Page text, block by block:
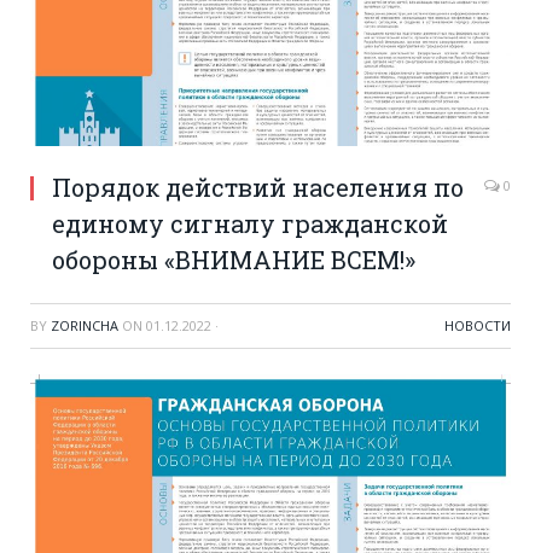
Порядок действий населения по
единому сигналу гражданской
обороны «ВНИМАНИЕ ВСЕМ!»
0
BY ZORINCHA ON 01.12.2022 · НОВОСТИ